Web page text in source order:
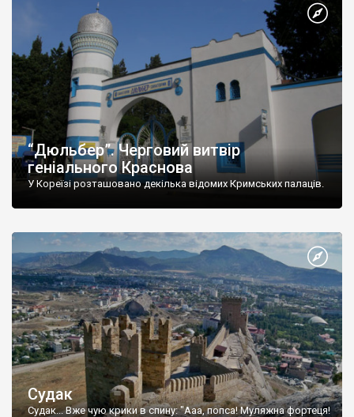
“Дюльбер”. Черговий витвір
геніального Краснова
У Кореїзі розташовано декілька відомих Кримських палаців.
Судак
Судак... Вже чую крики в спину: "Ааа, попса! Муляжна фортеця!